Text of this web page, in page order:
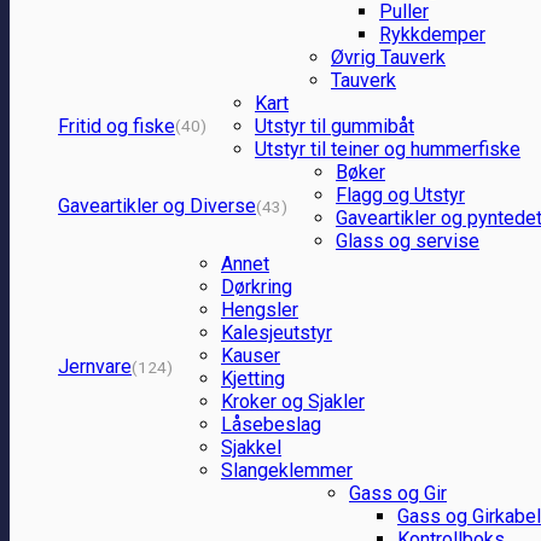
Puller
Rykkdemper
Øvrig Tauverk
Tauverk
Fritid og fiske(40)
Kart
Utstyr til gummibåt
Utstyr til teiner og hummerfiske
Gaveartikler og Diverse(43)
Bøker
Flagg og Utstyr
Gaveartikler og
Glass og servise
Jernvare(124)
Annet
Dørkring
Hengsler
Kalesjeutstyr
Kauser
Kjetting
Kroker og Sjakler
Låsebeslag
Sjakkel
Slangeklemmer
Gass og Gir
Gass og Girkabel